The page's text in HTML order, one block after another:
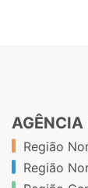
Região
Região